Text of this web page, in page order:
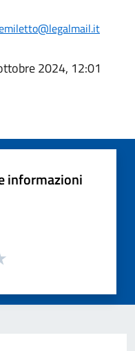
2024, 12:01
informazioni